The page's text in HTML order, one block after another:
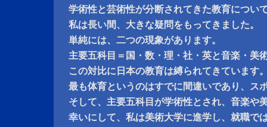
学術性と芸術性が分断されてきた教育につい
私は長い間、大きな疑問をもってきました。
単純には、二つの現象があります。
主要五科目＝国・数・理・社・英と音楽・美
この対比に日本の教育は縛られてきています
最も体育というのはすでに間違いであり、ス
そして、主要五科目が学術性とされ、音楽や
幸いにして、私は美術大学に進学し、就職で